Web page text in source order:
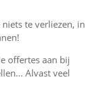
te verliezen, in
offertes aan bij
Alvast veel